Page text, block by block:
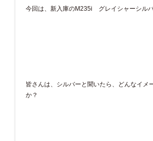
今回は、新入庫のM235i グレイシャーシル
皆さんは、シルバーと聞いたら、どんなイメ
か？